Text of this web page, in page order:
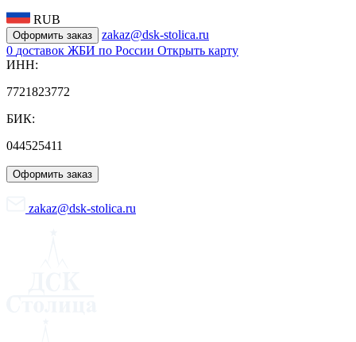
RUB
Оформить заказ
zakaz@dsk-stolica.ru
0 доставок ЖБИ по России Открыть карту
ИНН:
7721823772
БИК:
044525411
Оформить заказ
zakaz@dsk-stolica.ru